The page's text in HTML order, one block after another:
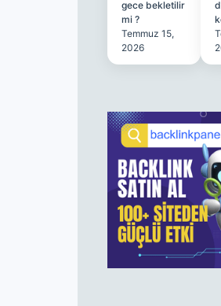
gece bekletilir
mi ?
Temmuz 15,
2026